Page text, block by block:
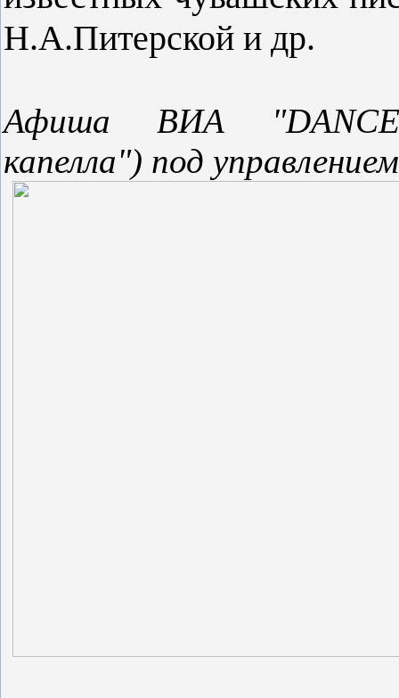
Н.А.Питерской и др.
Афиша
ВИА
капелла") под